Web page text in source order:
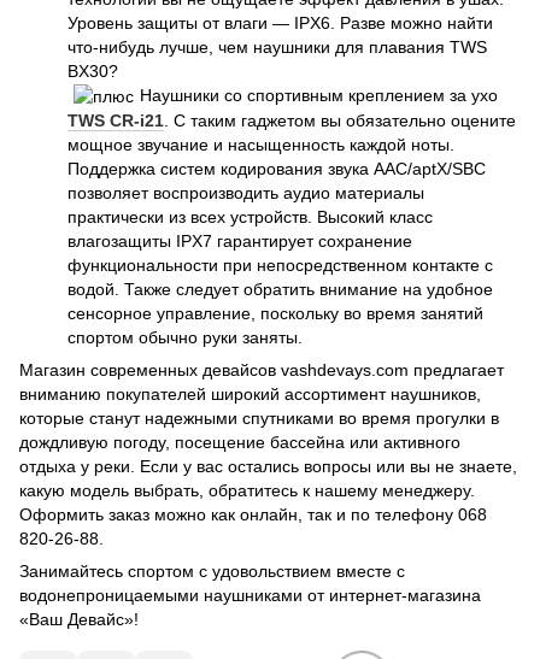
Уровень защиты от влаги — IPX6. Разве можно найти
что-нибудь лучше, чем наушники для плавания TWS
BX30?
Наушники со спортивным креплением за ухо
TWS CR-i21 . С таким гаджетом вы обязательно оцените
мощное звучание и насыщенность каждой ноты.
Поддержка систем кодирования звука AAC/aptX/SBC
позволяет воспроизводить аудио материалы
практически из всех устройств. Высокий класс
влагозащиты IPX7 гарантирует сохранение
функциональности при непосредственном контакте с
водой. Также следует обратить внимание на удобное
сенсорное управление, поскольку во время занятий
спортом обычно руки заняты.
Магазин современных девайсов vashdevays.com предлагает
вниманию покупателей широкий ассортимент наушников,
которые станут надежными спутниками во время прогулки в
дождливую погоду, посещение бассейна или активного
отдыха у реки. Если у вас остались вопросы или вы не знаете,
какую модель выбрать, обратитесь к нашему менеджеру.
Оформить заказ можно как онлайн, так и по телефону 068
820-26-88.
Занимайтесь спортом с удовольствием вместе с
водонепроницаемыми наушниками от интернет-магазина
«Ваш Девайс»!